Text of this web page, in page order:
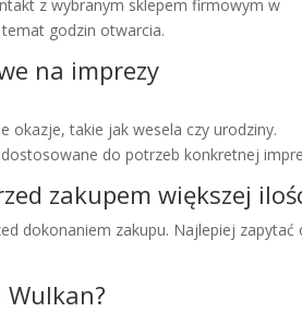
z wybranym sklepem firmowym w
godzin otwarcia.
na imprezy
okazje, takie jak wesela czy urodziny.
do potrzeb konkretnej
zakupem większej
dokonaniem zakupu. Najlepiej zapytać